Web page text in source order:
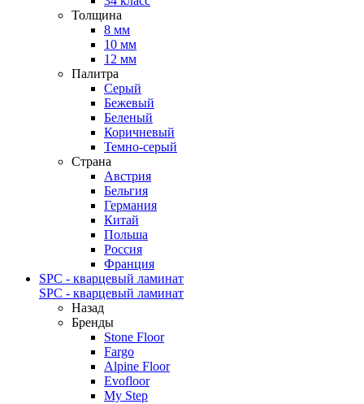
Толщина
8 мм
10 мм
12 мм
Палитра
Серый
Бежевый
Беленый
Коричневый
Темно-серый
Страна
Австрия
Бельгия
Германия
Китай
Польша
Россия
Франция
SPC - кварцевый ламинат
SPC - кварцевый ламинат
Назад
Бренды
Stone Floor
Fargo
Alpine Floor
Evofloor
My Step